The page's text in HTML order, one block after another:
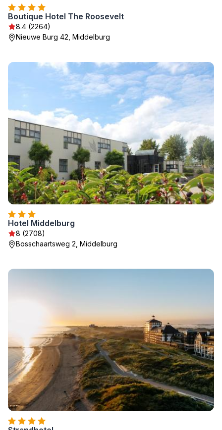
Boutique Hotel The Roosevelt
8.4 (2264)
Nieuwe Burg 42, Middelburg
Hotel Middelburg
8 (2708)
Bosschaartsweg 2, Middelburg